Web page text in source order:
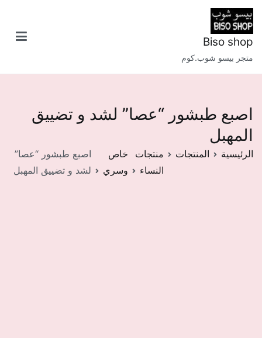
تخطى
إلى
المحتوى
Biso shop
متجر بيسو شوب.كوم
اصبع طبشور “عصا” لشد و تضييق
المهبل
الرئيسية المنتجات
منتجات
النساء
خاص
وسري
اصبع طبشور “عصا”
لشد و تضييق المهبل